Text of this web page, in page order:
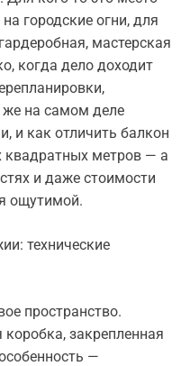
городские огни, для
мастерская
когда дело доходит
на самом деле
и как отличить балкон
квадратных метров — а
и даже стоимости
ощутимой.
технические
пространство.
закрепленная
—